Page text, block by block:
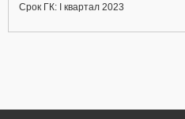
Срок ГК: I квартал 2023